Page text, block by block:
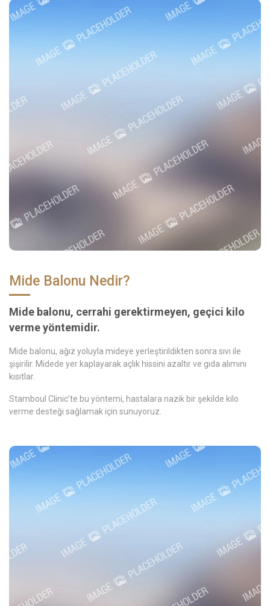
Mide Balonu Nedir?
Mide balonu, cerrahi gerektirmeyen, geçici kilo
verme yöntemidir.
Mide balonu, ağız yoluyla mideye yerleştirildikten sonra sıvı ile
şişirilir. Midede yer kaplayarak açlık hissini azaltır ve gıda alımını
kısıtlar.
Stamboul Clinic’te bu yöntemi, hastalara nazik bir şekilde kilo
verme desteği sağlamak için sunuyoruz.